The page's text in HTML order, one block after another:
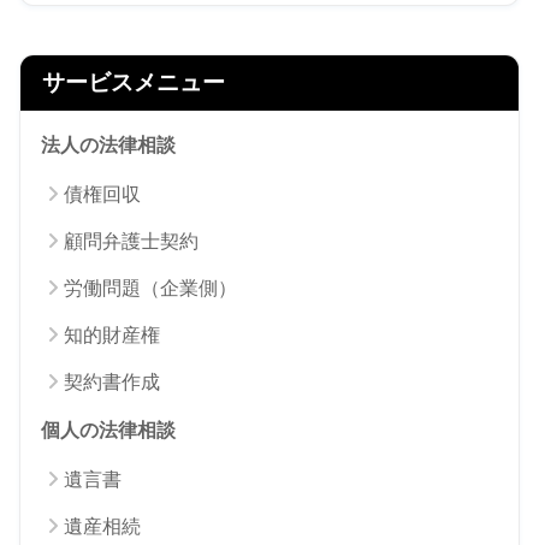
サービスメニュー
法人の法律相談
債権回収
顧問弁護士契約
労働問題（企業側）
知的財産権
契約書作成
個人の法律相談
遺言書
遺産相続